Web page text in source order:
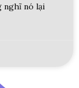
nghĩ nó lại